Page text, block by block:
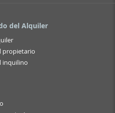
del Alquiler
propietario
inquilino